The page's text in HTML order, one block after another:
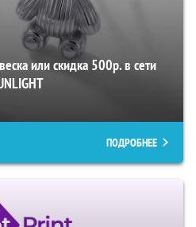
или скидка 500р. в сети
ПОДРОБНЕЕ